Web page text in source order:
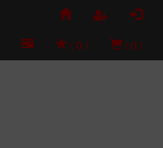
( 0 ) ( 0 )